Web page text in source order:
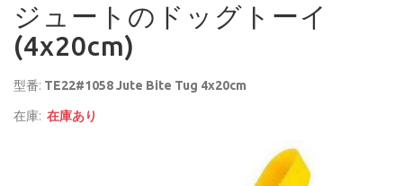
ジュートのドッグトーイ
(4x20cm)
型番: TE22#1058 Jute Bite Tug 4x20cm
在庫: 在庫あり